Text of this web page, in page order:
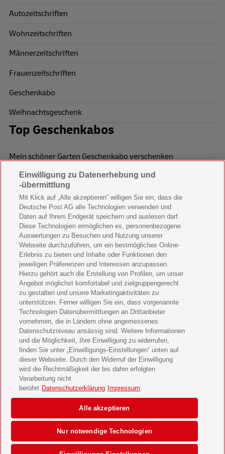
Autozeitschriften
Wohnzeitschriften
Männerzeitschriften
Frauenzeitschriften
Geschenkabo
Weihnachtsgeschenk
Top Geschenkabos
Mein schöner Garten Geschenkabo verschenken
Wohnen & Garten Geschenkabo verschenken
Mein schönes Land Geschenkabo verschenken
Bild der Frau Geschenkabo verschenken
11 Freunde Geschenkabo verschenken
LEGO Ninjago Magazin Geschenkabo verschenken
Brigitte Geschenkabo verschenken
GEOlino Geschenkabo verschenken
Stern Crime Geschenkabo verschenken
Welt der Wunder Geschenkabo verschenken
GEO Geschenkabo verschenken
Datenschutz & Cookies
Einwilligungs-Einstellungen
Barrierefreiheit
© 2026 Deutsche Post AG
Einwilligung zu Datenerhebung und
-übermittlung
Mit Klick auf „Alle akzeptieren” willigen Sie ein, dass die
Deutsche Post AG alle Technologien verwenden und
Daten auf Ihrem Endgerät speichern und auslesen darf.
Diese Technologien ermöglichen es, personenbezogene
Auswertungen zu Besuchen und Nutzung unserer
Webseite durchzuführen, um ein bestmögliches Online-
Erlebnis zu bieten und Inhalte oder Funktionen den
jeweiligen Präferenzen und Interessen anzupassen.
Hierzu gehört auch die Erstellung von Profilen, um unser
Angebot möglichst komfortabel und zielgruppengerecht
zu gestalten und unsere Marketingaktivitäten zu
unterstützen. Ferner willigen Sie ein, dass vorgenannte
Technologien Datenübermittlungen an Drittanbieter
vornehmen, die in Ländern ohne angemessenes
Datenschutzniveau ansässig sind. Weitere Informationen
und die Möglichkeit, Ihre Einwilligung zu widerrufen,
finden Sie unter „Einwilligungs-Einstellungen“ unten auf
dieser Webseite. Durch den Widerruf der Einwilligung
wird die Rechtmäßigkeit der bis dahin erfolgten
Verarbeitung nicht
berührt Datenschutzerklärung Impressum
Nur notwendige Technologien
Alle akzeptieren